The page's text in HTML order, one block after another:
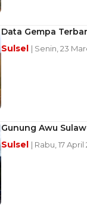
Data Gempa
Sulsel | Senin, 23
Gunung Awu
Sulsel | Rabu, 17